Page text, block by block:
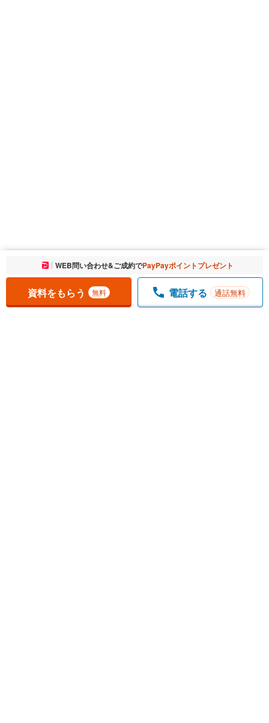
お気に入りに追加しました。 一覧を開く
WEB問い合わせ&ご成約でPayPayポイントプレゼント
資料をもらう 無料 電話する 通話無料